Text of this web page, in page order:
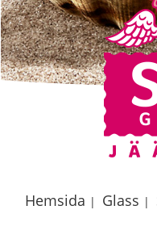
Hemsida | Glass |